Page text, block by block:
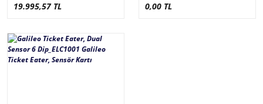
19.995,57 TL 0,00 TL